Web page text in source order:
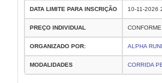
DATA LIMITE PARA INSCRIÇÃO 10-11-2026
PREÇO INDIVIDUAL
ORGANIZADO POR: ALPHA
MODALIDADES CORRIDA